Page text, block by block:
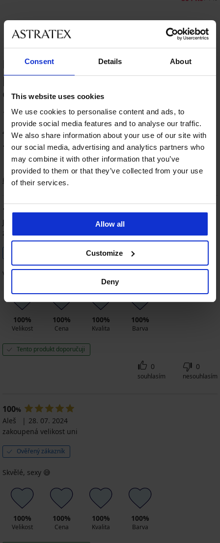
Consent Details About
This website uses cookies
We use cookies to personalise content and ads, to
provide social media features and to analyse our traffic.
We also share information about your use of our site with
our social media, advertising and analytics partners who
may combine it with other information that you’ve
provided to them or that they’ve collected from your use
of their services.
Allow all
Customize
Deny
HODNOCENÍ PRODUKTU Síťované
punčochové kalhoty Candy s
otevřeným klínem
100%
4 zákazníků produkt hodnotilo
100% zákazníků produkt doporučuje
Řazení
100%
Jiří
zakoupená velikost uni
Vše v pořádku
100%
Velikost
100%
Cena
100%
Kvalita
100%
Barva
Tento produkt doporučuji
0
souhlasím
0
nesouhlasím
100%
Aleš
28. 07. 2024
zakoupená velikost uni
Ověřený zákazník
Skvělé, sexy 😅
100%
Velikost
100%
Cena
100%
Kvalita
100%
Barva